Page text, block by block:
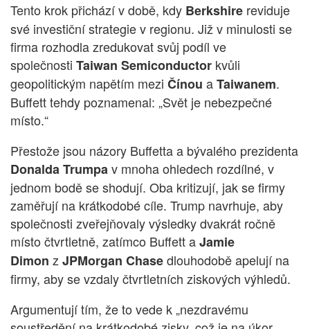
Tento krok přichází v době, kdy Berkshire reviduje
své investiční strategie v regionu. Již v minulosti se
firma rozhodla zredukovat svůj podíl ve
společnosti Taiwan Semiconductor kvůli
geopolitickým napětím mezi Čínou aTaiwanem.
Buffett tehdy poznamenal: „Svět je nebezpečné
místo.“
Přestože jsou názory Buffetta a bývalého prezidenta
Donalda Trumpav mnoha ohledech rozdílné, v
jednom bodě se shodují. Oba kritizují, jak se firmy
zaměřují na krátkodobé cíle. Trump navrhuje, aby
společnosti zveřejňovaly výsledky dvakrát ročně
místo čtvrtletně, zatímco Buffett aJamie
Dimon zJPMorgan Chasedlouhodobě apelují na
firmy, aby se vzdaly čtvrtletních ziskových výhledů.
Argumentují tím, že to vede k „nezdravému